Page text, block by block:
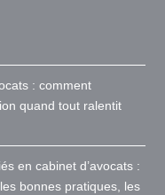
: comment
quand tout ralentit
en cabinet d’avocats :
bonnes pratiques, les